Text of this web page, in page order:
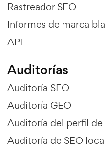
Rastreador SEO
Informes de marca
API
Auditorías
Auditoría SEO
Auditoría GEO
Auditoría del perfil
Auditoría de SEO local